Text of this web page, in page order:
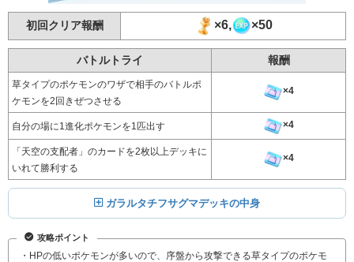
初回クリア報酬 ×6, ×50
バトルトライ 報酬
草タイプのポケモンのワザで相手のバトルポ
ケモンを2回きぜつさせる
×4
自分の場に1進化ポケモンを1匹出す ×4
「天空の支配者」のカードを2枚以上デッキに
いれて勝利する
×4
ガラルタチフサグマデッキの中身
攻略ポイント
・HPの低いポケモンが多いので、序盤から攻撃できる草タイプのポケモ